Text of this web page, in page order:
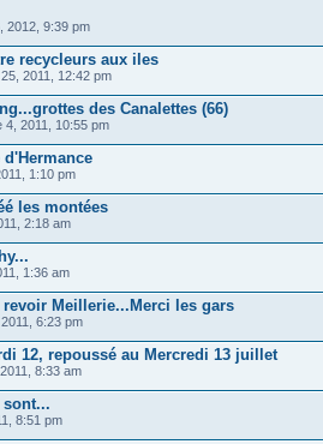
2012, 9:39 pm
recycleurs aux iles
2011, 12:42 pm
des Canalettes (66)
4, 2011, 10:55 pm
d'Hermance
1:10 pm
les montées
2:18 am
1:36 am
revoir Meillerie...Merci les gars
6:23 pm
12, repoussé au Mercredi 13 juillet
8:33 am
sont...
8:51 pm